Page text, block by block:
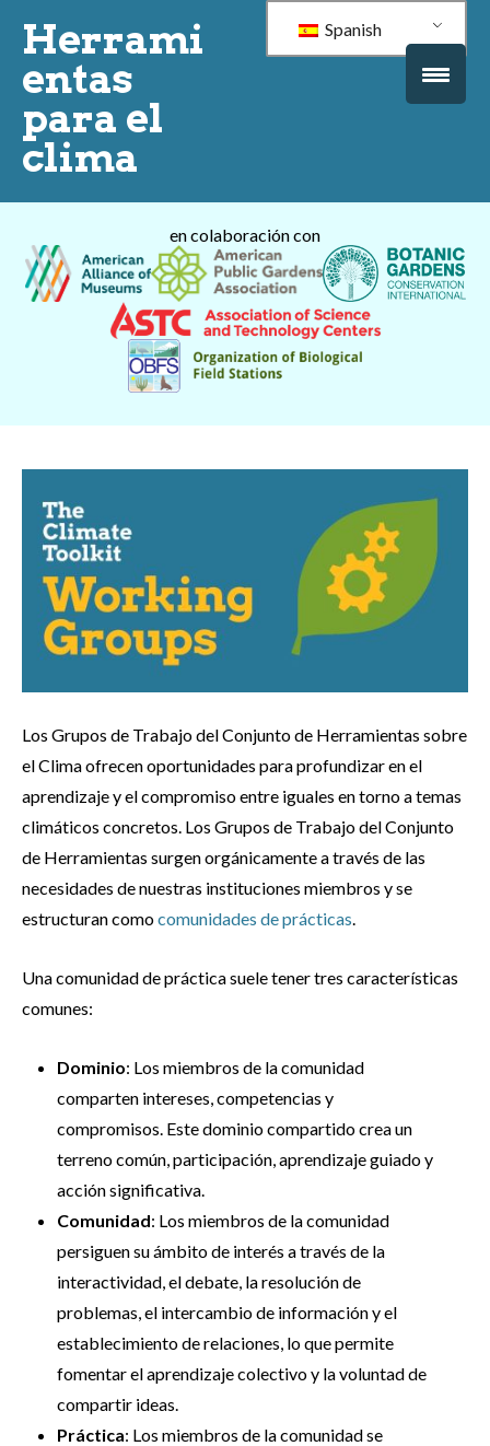
Herrami
entas
para el
clima
Spanish
en colaboración con
Los Grupos de Trabajo del Conjunto de Herramientas sobre
el Clima ofrecen oportunidades para profundizar en el
aprendizaje y el compromiso entre iguales en torno a temas
climáticos concretos. Los Grupos de Trabajo del Conjunto
de Herramientas surgen orgánicamente a través de las
necesidades de nuestras instituciones miembros y se
estructuran comocomunidades de prácticas.
Una comunidad de práctica suele tener tres características
comunes:
Dominio: Los miembros de la comunidad
comparten intereses, competencias y
compromisos. Este dominio compartido crea un
terreno común, participación, aprendizaje guiado y
acción significativa.
Comunidad: Los miembros de la comunidad
persiguen su ámbito de interés a través de la
interactividad, el debate, la resolución de
problemas, el intercambio de información y el
establecimiento de relaciones, lo que permite
fomentar el aprendizaje colectivo y la voluntad de
compartir ideas.
Práctica: Los miembros de la comunidad se